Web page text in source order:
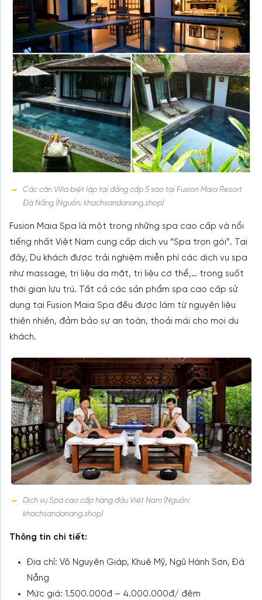
Các căn Villa biệt lập tại đẳng cấp 5 sao tại Fusion Maia Resort
Đà Nẵng (Nguồn: khachsandanang.shop)
Fusion Maia Spa là một trong những spa cao cấp và nổi
tiếng nhất Việt Nam cung cấp dịch vụ “Spa trọn gói”. Tại
đây, Du khách được trải nghiệm miễn phí các dịch vụ spa
như massage, trị liệu da mặt, trị liệu cơ thể,… trong suốt
thời gian lưu trú. Tất cả các sản phẩm spa cao cấp sử
dụng tại Fusion Maia Spa đều được làm từ nguyên liệu
thiên nhiên, đảm bảo sự an toàn, thoải mái cho mọi du
khách.
Dịch vụ Spa cao cấp hàng đầu Việt Nam (Nguồn:
khachsandanang.shop)
Thông tin chi tiết:
Địa chỉ: Võ Nguyên Giáp, Khuê Mỹ, Ngũ Hành Sơn, Đà
Nẵng
Mức giá: 1.500.000đ – 4.000.000đ/ đêm